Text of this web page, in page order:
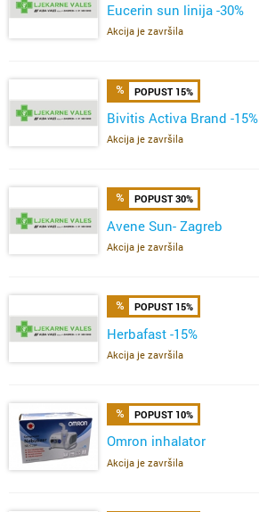
Eucerin sun linija -30%
Akcija je završila
POPUST 15%
Bivitis Activa Brand -15%
Akcija je završila
POPUST 30%
Avene Sun- Zagreb
Akcija je završila
POPUST 15%
Herbafast -15%
Akcija je završila
POPUST 10%
Omron inhalator
Akcija je završila